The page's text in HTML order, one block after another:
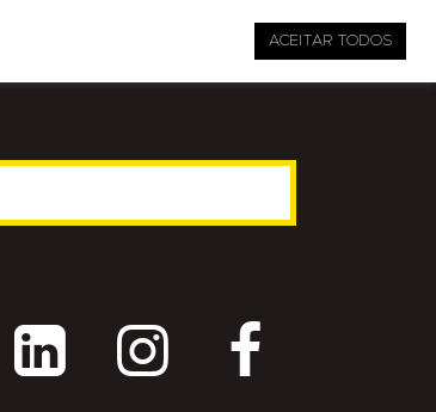
pauta@revistati.com.br



ACEITAR TODOS